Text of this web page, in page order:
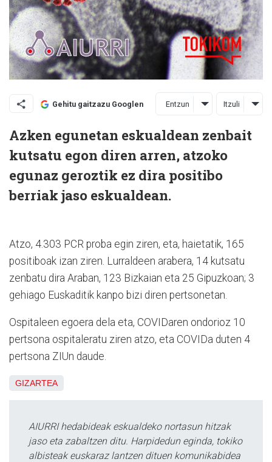
Gehitu gaitzazu Googlen Entzun Itzuli
Azken egunetan eskualdean zenbait
kutsatu egon diren arren, atzoko
egunaz geroztik ez dira positibo
berriak jaso eskualdean.
Atzo, 4.303 PCR proba egin ziren, eta, haietatik, 165
positiboak izan ziren. Lurraldeen arabera, 14 kutsatu
zenbatu dira Araban, 123 Bizkaian eta 25 Gipuzkoan; 3
gehiago Euskaditik kanpo bizi diren pertsonetan.
Ospitaleen egoera dela eta, COVIDaren ondorioz 10
pertsona ospitaleratu ziren atzo, eta COVIDa duten 4
pertsona ZIUn daude.
GIZARTEA
AIURRI hedabideak eskualdeko nortasun hitzak
jaso eta zabaltzen ditu. Harpidedun eginda, tokiko
albisteak euskaraz lantzen dituen komunikabidea